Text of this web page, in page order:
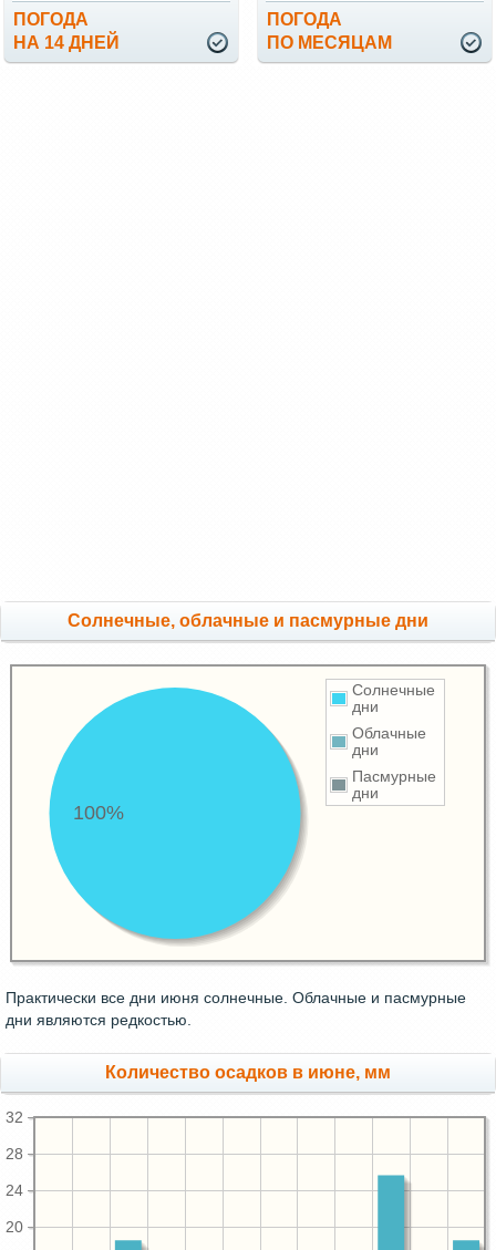
ПОГОДА
НА 14 ДНЕЙ
ПОГОДА
ПО МЕСЯЦАМ
Cолнечные, облачные и пасмурные дни
Солнечные
дни
Облачные
дни
Пасмурные
дни
100%
Практически все дни июня солнечные. Облачные и пасмурные
дни являются редкостью.
Количество осадков в июне, мм
20
24
28
32